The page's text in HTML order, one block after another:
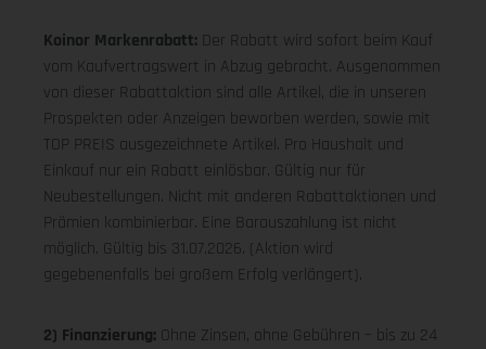
Koinor Markenrabatt: Der Rabatt wird sofort beim Kauf
vom Kaufvertragswert in Abzug gebracht. Ausgenommen
von dieser Rabattaktion sind alle Artikel, die in unseren
Prospekten oder Anzeigen beworben werden, sowie mit
TOP PREIS ausgezeichnete Artikel. Pro Haushalt und
Einkauf nur ein Rabatt einlösbar. Gültig nur für
Neubestellungen. Nicht mit anderen Rabattaktionen und
Prämien kombinierbar. Eine Barauszahlung ist nicht
möglich. Gültig bis 31.07.2026. (Aktion wird
gegebenenfalls bei großem Erfolg verlängert).
2) Finanzierung: Ohne Zinsen, ohne Gebühren – bis zu 24